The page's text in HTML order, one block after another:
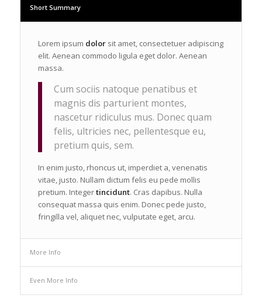
Short Summary
Lorem ipsum dolorsit amet, consectetuer adipiscing
elit. Aenean commodo ligula eget dolor. Aenean
massa.
Cum sociis natoque penatibus et
magnis dis parturient montes,
nascetur ridiculus mus. Donec quam
felis, ultricies nec, pellentesque eu,
pretium quis, sem.
In enim justo, rhoncus ut, imperdiet a, venenatis
vitae, justo. Nullam dictum felis eu pede mollis
pretium. Integertincidunt. Cras dapibus. Nulla
consequat massa quis enim. Donec pede justo,
fringilla vel, aliquet nec, vulputate eget, arcu.
More Info
Even More Info